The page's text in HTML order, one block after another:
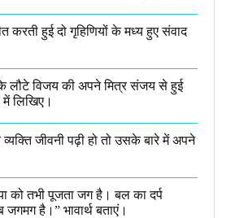
करती हुई दो गृहिणियों के मध्य हुए संवाद
लौटे विजय की अपने मित्र संजय से हुई
लिखिए।
जीवनी पढ़ी हो तो उसके बारे में अपने
को तभी पूजता जग है। बल का दर्प
है।”​ भावार्थ बताएं।